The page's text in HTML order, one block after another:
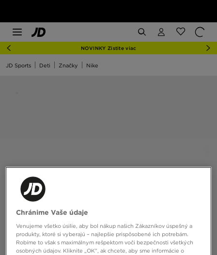
NOVINKY Zistite viac
JD Sports Deti Značky Nike
Chránime Vaše údaje
Venujeme všetko úsilie, aby bol nákup našich Zákazníkov úspešný a
produkty, ktoré si vyberajú – najlepšie prispôsobené ich potrebám.
Robíme to však s maximálnym rešpektom voči bezpečnosti všetkých
osobných údajov. Kliknite „OK”, ak chcete, aby sme informácie o